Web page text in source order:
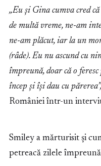
„Eu și Gina cumva cred
de multă vreme, ne-am
ne-am plăcut, iar la un
(râde). Eu nu ascund cu
împreună, doar că o
încep și își dau cu
României într-un
Smiley a mărturisit și
petreacă zilele